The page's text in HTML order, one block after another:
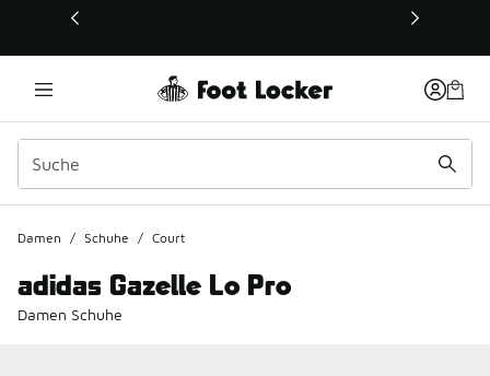
Dieser Link öffnet sich in einem neuen Fenster
Damen / Schuhe / Court
adidas Gazelle Lo Pro
Damen Schuhe